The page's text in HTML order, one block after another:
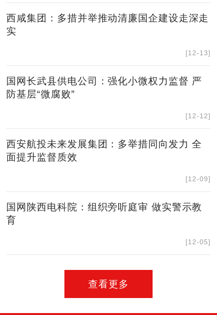
西咸集团：多措并举推动清廉国企建设走深走
实
[12-13]
国网长武县供电公司：强化小微权力监督 严
防基层“微腐败”
[12-12]
西安航投未来发展集团：多举措同向发力 全
面提升监督质效
[12-09]
国网陕西电科院：组织旁听庭审 做实警示教
育
[12-05]
查看更多